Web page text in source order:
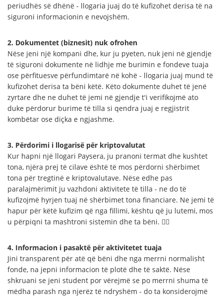
periudhës së dhënë - llogaria juaj do të kufizohet derisa të na
siguroni informacionin e nevojshëm.
2. Dokumentet (biznesit) nuk ofrohen
Nëse jeni një kompani dhe, kur ju pyeten, nuk jeni në gjendje
të siguroni dokumente në lidhje me burimin e fondeve tuaja
ose përfituesve përfundimtarë në kohë - llogaria juaj mund të
kufizohet derisa ta bëni këtë. Këto dokumente duhet të jenë
zyrtare dhe ne duhet të jemi në gjendje t'i verifikojmë ato
duke përdorur burime të tilla si qendra juaj e regjistrit
kombëtar ose diçka e ngjashme.
3. Përdorimi i llogarisë për kriptovalutat
Kur hapni një llogari Paysera, ju pranoni termat dhe kushtet
tona, njëra prej të cilave është të mos përdorni shërbimet
tona për tregtinë e kriptovalutave. Nëse edhe pas
paralajmërimit ju vazhdoni aktivitete të tilla - ne do të
kufizojmë hyrjen tuaj në shërbimet tona financiare. Ne jemi të
hapur për këtë kufizim që nga fillimi, kështu që ju lutemi, mos
u përpiqni ta mashtroni sistemin dhe ta bëni. 🕵️‍♀️
4. Informacion i pasaktë për aktivitetet tuaja
Jini transparent për atë që bëni dhe nga merrni normalisht
fonde, na jepni informacion të plotë dhe të saktë. Nëse
shkruani se jeni student por vërejmë se po merrni shuma të
mëdha parash nga njerëz të ndryshëm - do ta konsiderojmë